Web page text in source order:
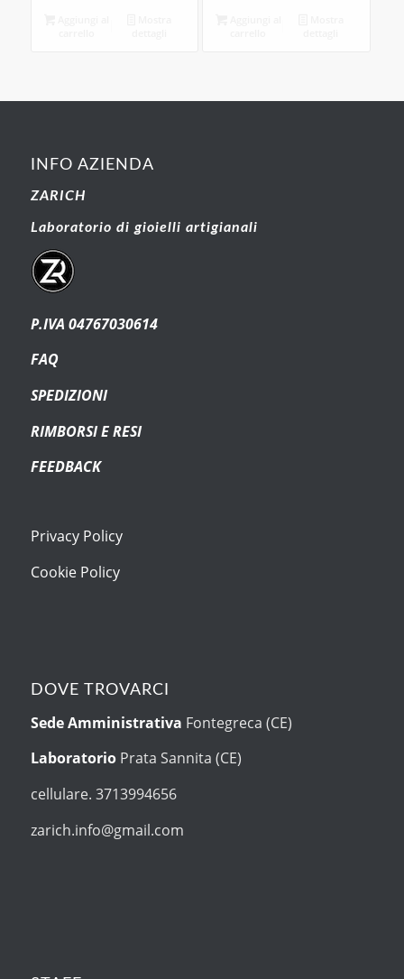
INFO AZIENDA
ZARICH
Laboratorio di gioielli artigianali
P.IVA 04767030614
FAQ
SPEDIZIONI
RIMBORSI E RESI
FEEDBACK
Privacy Policy
Cookie Policy
DOVE TROVARCI
Sede Amministrativa Fontegreca (CE)
Laboratorio Prata Sannita (CE)
cellulare. 3713994656
zarich.info@gmail.com